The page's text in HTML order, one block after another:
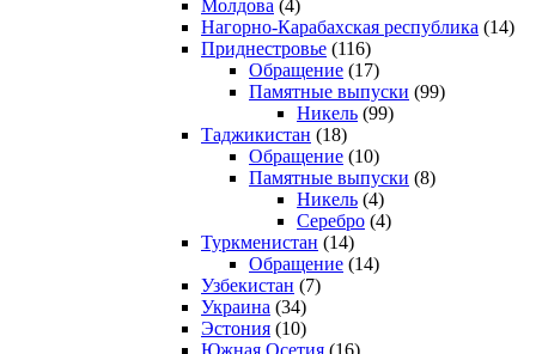
Молдова (4)
Нагорно-Карабахская республика (14)
Приднестровье (116)
Обращение (17)
Памятные выпуски (99)
Никель (99)
Таджикистан (18)
Обращение (10)
Памятные выпуски (8)
Никель (4)
Серебро (4)
Туркменистан (14)
Обращение (14)
Узбекистан (7)
Украина (34)
Эстония (10)
Южная Осетия (16)